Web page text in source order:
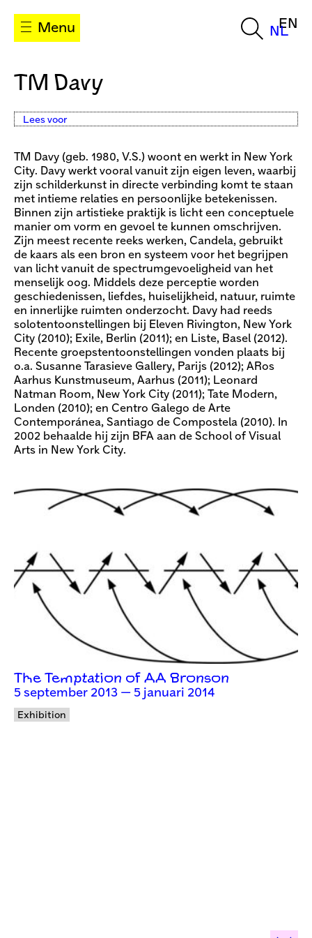
Menu NL
EN
TM Davy
Lees voor
TM Davy (geb. 1980, V.S.) woont en werkt in New York
City. Davy werkt vooral vanuit zijn eigen leven, waarbij
zijn schilderkunst in directe verbinding komt te staan
met intieme relaties en persoonlijke betekenissen.
Binnen zijn artistieke praktijk is licht een conceptuele
manier om vorm en gevoel te kunnen omschrijven.
Zijn meest recente reeks werken, Candela, gebruikt
de kaars als een bron en systeem voor het begrijpen
van licht vanuit de spectrumgevoeligheid van het
menselijk oog. Middels deze perceptie worden
geschiedenissen, liefdes, huiselijkheid, natuur, ruimte
en innerlijke ruimten onderzocht. Davy had reeds
solotentoonstellingen bij Eleven Rivington, New York
City (2010); Exile, Berlin (2011); en Liste, Basel (2012).
Recente groepstentoonstellingen vonden plaats bij
o.a. Susanne Tarasieve Gallery, Parijs (2012); ARos
Aarhus Kunstmuseum, Aarhus (2011); Leonard
Natman Room, New York City (2011); Tate Modern,
Londen (2010); en Centro Galego de Arte
Contemporánea, Santiago de Compostela (2010). In
2002 behaalde hij zijn BFA aan de School of Visual
Arts in New York City.
The Temptation of AA Bronson
5 september 2013 — 5 januari 2014
Exhibition